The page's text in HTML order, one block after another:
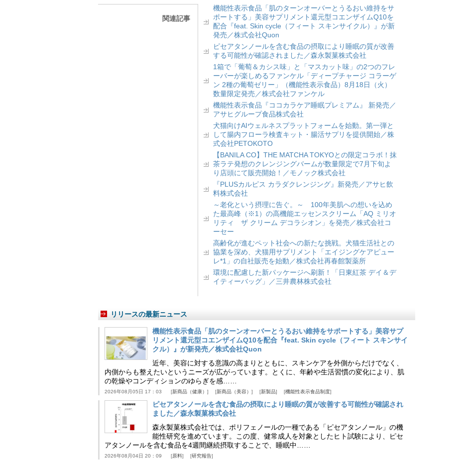
関連記事
機能性表示食品「肌のターンオーバーとうるおい維持をサ
ポートする」美容サプリメント還元型コエンザイムQ10を
配合『feat. Skin cycle（フィート スキンサイクル）』が新
発売／株式会社Quon
ピセアタンノールを含む食品の摂取により睡眠の質が改善
する可能性が確認されました／森永製菓株式会社
1箱で「葡萄＆カシス味」と「マスカット味」の2つのフレ
ーバーが楽しめるファンケル「ディープチャージ コラーゲ
ン 2種の葡萄ゼリー」（機能性表示食品）8月18日（火）
数量限定発売／株式会社ファンケル
機能性表示食品『ココカラケア睡眠プレミアム』 新発売／
アサヒグループ食品株式会社
犬猫向けAIウェルネスプラットフォームを始動。第一弾と
して腸内フローラ検査キット・腸活サプリを提供開始／株
式会社PETOKOTO
【BANILA CO】THE MATCHA TOKYOとの限定コラボ！抹
茶ラテ発想のクレンジングバームが数量限定で7月下旬よ
り店頭にて販売開始！／モノック株式会社
『PLUSカルピス カラダクレンジング』新発売／アサヒ飲
料株式会社
～老化という摂理に告ぐ。～ 100年美肌への想いを込め
た最高峰（※1）の高機能エッセンスクリーム「AQ ミリオ
リティ ザ クリーム デコラシオン」を発売／株式会社コ
ーセー
高齢化が進むペット社会への新たな挑戦。犬猫生活社との
協業を深め、犬猫用サプリメント「エイジングケアピュー
レ*1」の自社販売を始動／株式会社再春館製薬所
環境に配慮した新パッケージへ刷新！「日東紅茶 デイ＆デ
イティーバッグ」／三井農林株式会社
リリースの最新ニュース
機能性表示食品「肌のターンオーバーとうるおい維持をサポートする」美容サプ
リメント還元型コエンザイムQ10を配合『feat. Skin cycle（フィート スキンサイ
クル）』が新発売／株式会社Quon
近年、美容に対する意識の高まりとともに、スキンケアを外側からだけでなく、
内側からも整えたいというニーズが広がっています。とくに、年齢や生活習慣の変化により、肌
の乾燥やコンディションのゆらぎを感……
2026年08月05日 17：03 新商品（健康） 新商品（美容） 新製品 機能性表示食品制度
ピセアタンノールを含む食品の摂取により睡眠の質が改善する可能性が確認され
ました／森永製菓株式会社
森永製菓株式会社では、ポリフェノールの一種である「ピセアタンノール」の機
能性研究を進めています。この度、健常成人を対象としたヒト試験により、ピセ
アタンノールを含む食品を4週間継続摂取することで、睡眠中……
2026年08月04日 20：09 原料 研究報告